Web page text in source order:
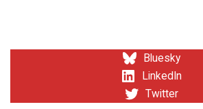
Bluesky
LinkedIn
Twitter